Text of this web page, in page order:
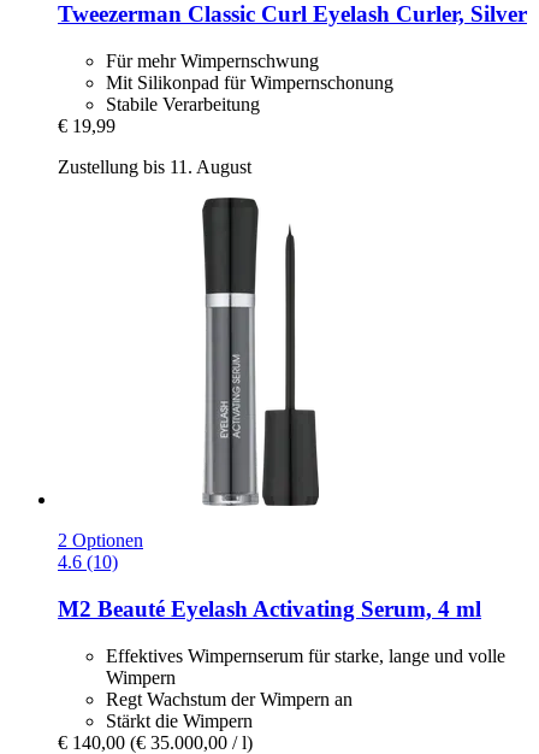
Tweezerman Classic Curl Eyelash Curler, Silver
Für mehr Wimpernschwung
Mit Silikonpad für Wimpernschonung
Stabile Verarbeitung
€ 19,99
Zustellung bis 11. August
2 Optionen
4.6 (10)
M2 Beauté Eyelash Activating Serum, 4 ml
Effektives Wimpernserum für starke, lange und volle
Wimpern
Regt Wachstum der Wimpern an
Stärkt die Wimpern
€ 140,00 (€ 35.000,00 / l)